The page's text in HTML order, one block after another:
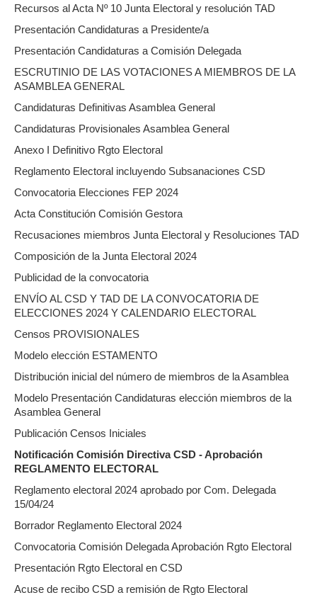
Recursos al Acta Nº 10 Junta Electoral y resolución TAD
Presentación Candidaturas a Presidente/a
Presentación Candidaturas a Comisión Delegada
ESCRUTINIO DE LAS VOTACIONES A MIEMBROS DE LA
ASAMBLEA GENERAL
Candidaturas Definitivas Asamblea General
Candidaturas Provisionales Asamblea General
Anexo I Definitivo Rgto Electoral
Reglamento Electoral incluyendo Subsanaciones CSD
Convocatoria Elecciones FEP 2024
Acta Constitución Comisión Gestora
Recusaciones miembros Junta Electoral y Resoluciones TAD
Composición de la Junta Electoral 2024
Publicidad de la convocatoria
ENVÍO AL CSD Y TAD DE LA CONVOCATORIA DE
ELECCIONES 2024 Y CALENDARIO ELECTORAL
Censos PROVISIONALES
Modelo elección ESTAMENTO
Distribución inicial del número de miembros de la Asamblea
Modelo Presentación Candidaturas elección miembros de la
Asamblea General
Publicación Censos Iniciales
Notificación Comisión Directiva CSD - Aprobación
REGLAMENTO ELECTORAL
Reglamento electoral 2024 aprobado por Com. Delegada
15/04/24
Borrador Reglamento Electoral 2024
Convocatoria Comisión Delegada Aprobación Rgto Electoral
Presentación Rgto Electoral en CSD
Acuse de recibo CSD a remisión de Rgto Electoral